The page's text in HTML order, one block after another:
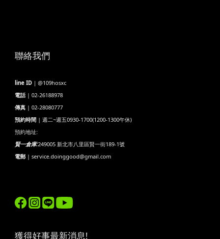
聯絡我們
line ID | @109hosxc
電話 | 02-26188978
傳真 | 02-28080777
預約時間 | 週二~週五0930-1700(1200-1300午休)
預約地址:
賢一倉庫:249005 新北市八里區賢一街189-1號
電郵 | service.doinggood@gmail.com
獲得好事最新消息!